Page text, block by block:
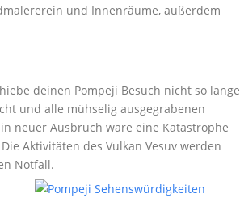
und Innenräume, außerdem
deinen Pompeji Besuch nicht so lange
und alle mühselig ausgegrabenen
neuer Ausbruch wäre eine Katastrophe
Aktivitäten des Vulkan Vesuv werden
Notfall.